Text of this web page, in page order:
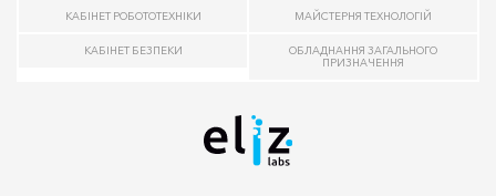
КАБІНЕТ РОБОТОТЕХНІКИ МАЙСТЕРНЯ ТЕХНОЛОГІЙ
КАБІНЕТ БЕЗПЕКИ
ОБЛАДНАННЯ ЗАГАЛЬНОГО
ПРИЗНАЧЕННЯ